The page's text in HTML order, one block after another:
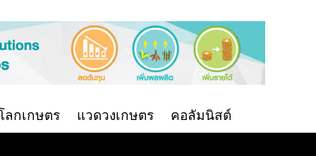
ลกเกษตร แวดวงเกษตร คอลัมนิสต์